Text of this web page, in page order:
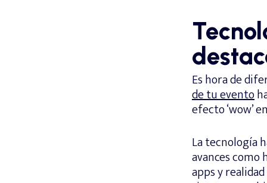
Es hora de
de tu evento
efecto ‘wow’
La tecnología
avances como
apps y